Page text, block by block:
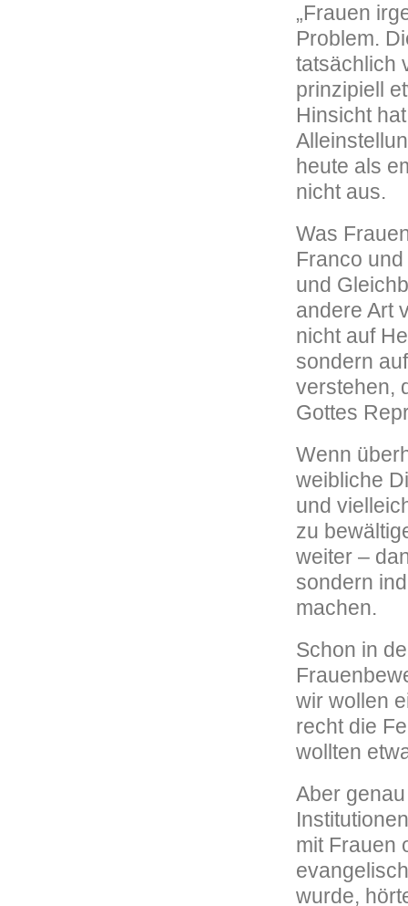
„Frauen
Problem.
tatsächlich
prinzipiell
Hinsicht
heute als
nicht aus.
Was
Franco
und
andere Art
nicht auf
sondern
verstehen,
Gottes
Wenn
weibliche
und
zu
weiter –
sondern
machen.
Schon in
wir wollen
recht die
wollten
Aber
mit Frauen
wurde,